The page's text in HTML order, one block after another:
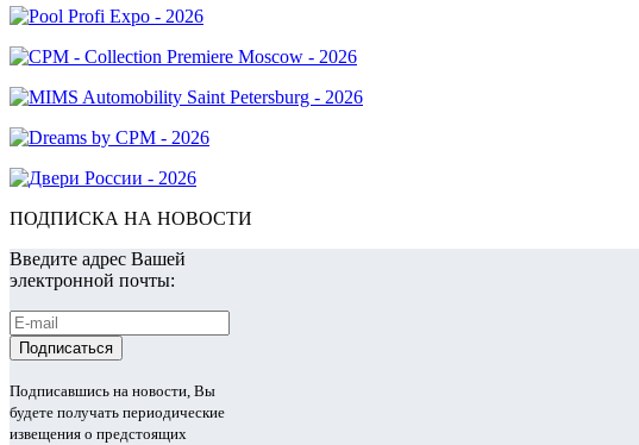
ПОДПИСКА НА НОВОСТИ
Введите адрес Вашей
электронной почты:
Подписавшись на новости, Вы
будете получать периодические
извещения о предстоящих